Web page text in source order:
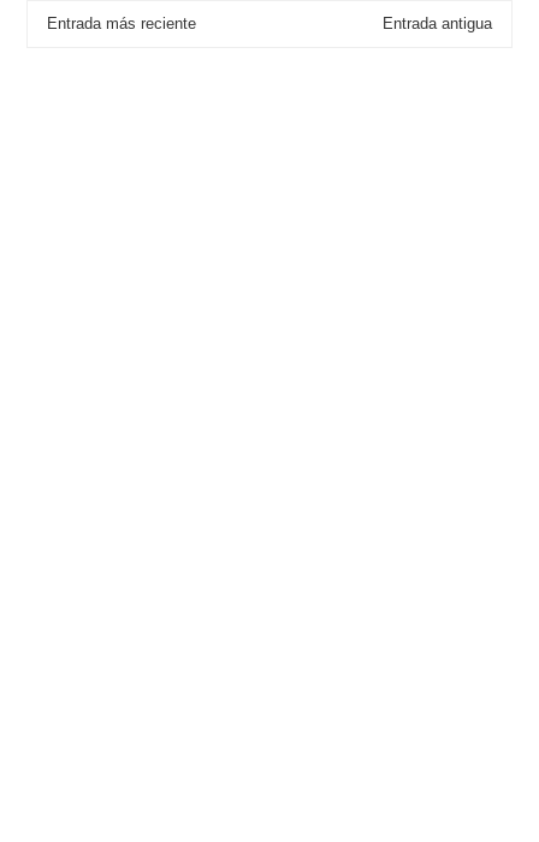
Entrada más reciente Entrada antigua